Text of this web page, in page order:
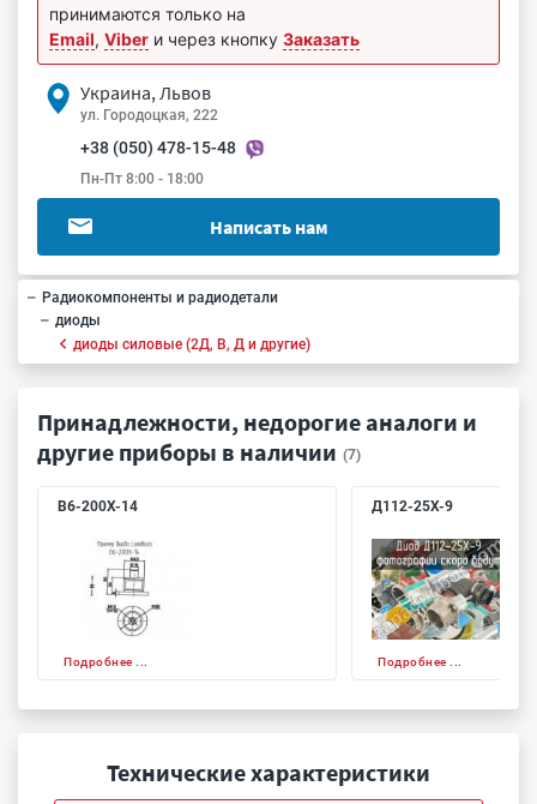
принимаются только на
Email, Viber и через кнопку Заказать
Украина, Львов
ул. Городоцкая, 222
+38 (050) 478-15-48
Пн-Пт 8:00 - 18:00
Написать нам
Радиокомпоненты и радиодетали
диоды
диоды силовые (2Д, В, Д и другие)
Принадлежности, недорогие аналоги и
другие приборы в наличии (7)
В6-200Х-14
Подробнее ...
Д112-25Х-9
Подробнее ...
Технические характеристики